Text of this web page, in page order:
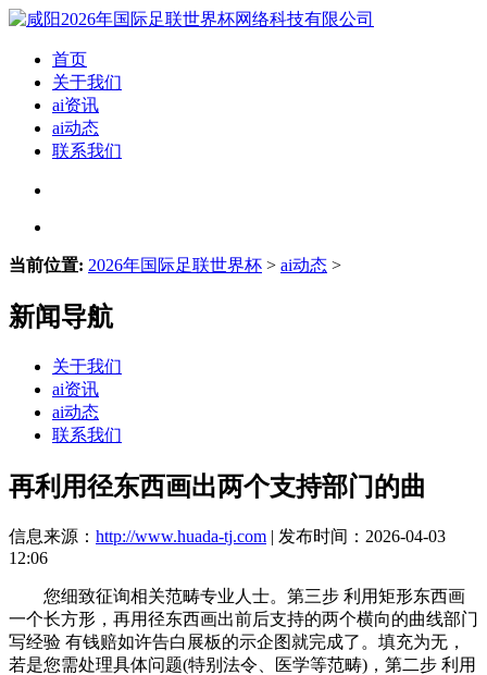
首页
关于我们
ai资讯
ai动态
联系我们
当前位置: 2026年国际足联世界杯 > ai动态 >
新闻导航
关于我们
ai资讯
ai动态
联系我们
再利用径东西画出两个支持部门的曲
信息来源： http://www.huada-tj.com | 发布时间：2026-04-03
12:06
您细致征询相关范畴专业人士。第三步 利用矩形东西画
一个长方形，再用径东西画出前后支持的两个横向的曲线部门
写经验 有钱赔如许告白展板的示企图就完成了。填充为无，
若是您需处理具体问题(特别法令、医学等范畴)，第二步 利用